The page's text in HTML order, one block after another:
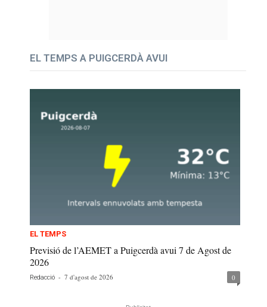
EL TEMPS A PUIGCERDÀ AVUI
EL TEMPS
Previsió de l’AEMET a Puigcerdà avui 7 de Agost de
2026
Redacció - 7 d'agost de 2026 0